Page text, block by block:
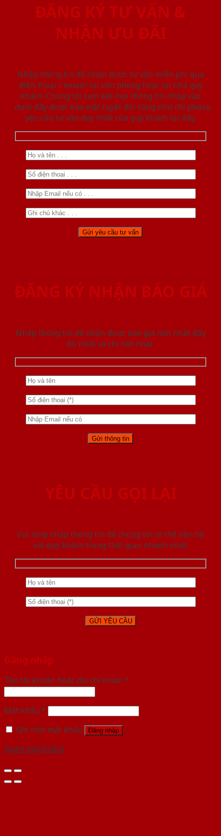
ĐĂNG KÝ TƯ VẤN &
NHẬN ƯU ĐÃI
Nhập thông tin để nhận được tư vấn miễn phí qua
điện thoại / email/ tại văn phòng hoặc tại nhà quý
khách. Chúng tôi cam kết mọi thông tin nhập vào
dưới đây được bảo mật tuyệt đối cũng như chỉ phục vụ
yêu cầu tư vấn duy nhất của quý khách tại đây.
ĐĂNG KÝ NHẬN BÁO GIÁ
Nhập thông tin để nhận được báo giá mới nhât đầy
đủ nhất và chi tiết nhất.
YÊU CẦU GỌI LẠI
Vui lòng nhập thông tin để chúng tôi có thể liên hệ
với quý khách trong thời gian nhanh nhất.
Đăng nhập
Tên tài khoản hoặc địa chỉ email *
Mật khẩu *
Ghi nhớ mật khẩu
Đăng nhập
Quên mật khẩu?